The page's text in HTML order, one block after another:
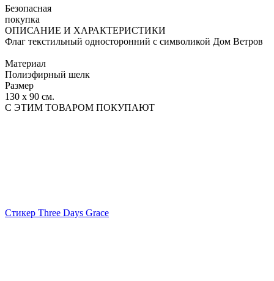
Безопасная
покупка
ОПИСАНИЕ И ХАРАКТЕРИСТИКИ
Флаг текстильный односторонний с символикой Дом Ветров
Материал
Полиэфирный шелк
Размер
130 х 90 см.
С ЭТИМ ТОВАРОМ ПОКУПАЮТ
Стикер Three Days Grace